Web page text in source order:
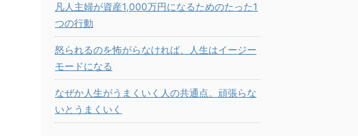
凡人主婦が資産1,000万円になるためのたった1
つの行動
怒られるのを怖がらなければ、人生はイージー
モードになる
なぜか人生がうまくいく人の共通点。頑張らな
いとうまくいく